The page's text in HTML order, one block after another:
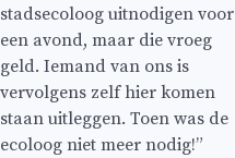
stadsecoloog uitnodigen voor
een avond, maar die vroeg
geld. Iemand van ons is
vervolgens zelf hier komen
staan uitleggen. Toen was de
ecoloog niet meer nodig!”